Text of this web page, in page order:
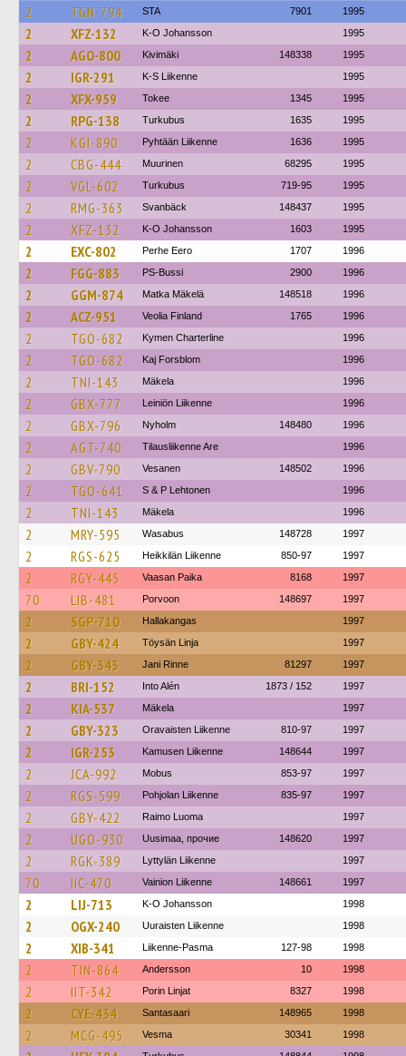
2 TGN-794 STA 7901 1995
2 XFZ-132 K-O Johansson 1995
2 AGO-800 Kivimäki 148338 1995
2 IGR-291 K-S Liikenne 1995
2 XFX-959 Tokee 1345 1995
2 RPG-138 Turkubus 1635 1995
2 KGI-890 Pyhtään Liikenne 1636 1995
2 CBG-444 Muurinen 68295 1995
2 VGL-602 Turkubus 719-95 1995
2 RMG-363 Svanbäck 148437 1995
2 XFZ-132 K-O Johansson 1603 1995
2 EXC-802 Perhe Eero 1707 1996
2 FGG-883 PS-Bussi 2900 1996
2 GGM-874 Matka Mäkelä 148518 1996
2 ACZ-951 Veolia Finland 1765 1996
2 TGO-682 Kymen Charterline 1996
2 TGO-682 Kaj Forsblom 1996
2 TNI-143 Mäkela 1996
2 GBX-777 Leiniön Liikenne 1996
2 GBX-796 Nyholm 148480 1996
2 AGT-740 Tilausliikenne Are 1996
2 GBV-790 Vesanen 148502 1996
2 TGO-641 S & P Lehtonen 1996
2 TNI-143 Mäkela 1996
2 MRY-595 Wasabus 148728 1997
2 RGS-625 Heikkilän Liikenne 850-97 1997
2 RGY-445 Vaasan Paika 8168 1997
70 LIB-481 Porvoon 148697 1997
2 SGP-710 Hallakangas 1997
2 GBY-424 Töysän Linja 1997
2 GBY-343 Jani Rinne 81297 1997
2 BRI-152 Into Alén 1873 / 152 1997
2 KIA-537 Mäkela 1997
2 GBY-323 Oravaisten Liikenne 810-97 1997
2 IGR-253 Kamusen Liikenne 148644 1997
2 JCA-992 Mobus 853-97 1997
2 RGS-599 Pohjolan Liikenne 835-97 1997
2 GBY-422 Raimo Luoma 1997
2 UGO-930 Uusimaa, прочие 148620 1997
2 RGK-389 Lyttylän Liikenne 1997
70 IIC-470 Vainion Liikenne 148661 1997
2 LIJ-713 K-O Johansson 1998
2 OGX-240 Uuraisten Liikenne 1998
2 XIB-341 Liikenne-Pasma 127-98 1998
2 TIN-864 Andersson 10 1998
2 IIT-342 Porin Linjat 8327 1998
2 CYE-434 Santasaari 148965 1998
2 MCG-495 Vesma 30341 1998